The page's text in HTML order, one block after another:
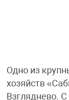
Одно из
хозяйств
Взгляднево.